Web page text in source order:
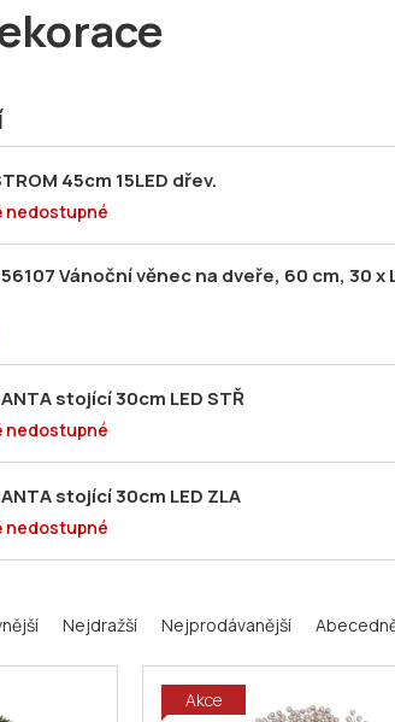
45cm 15LED dřev.
nedostupné
56107 Vánoční věnec na dveře, 60 cm, 30
stojící 30cm LED STŘ
nedostupné
stojící 30cm LED ZLA
nedostupné
Nejdražší Nejprodávanější
Akce